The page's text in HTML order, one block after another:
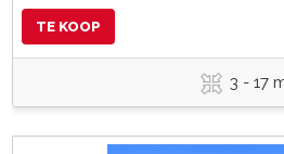
TE KOOP
3 - 17